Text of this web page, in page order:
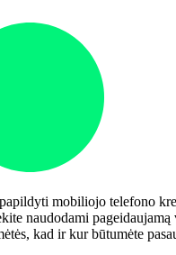
mobiliojo telefono
naudodami
kad ir kur būtumėte